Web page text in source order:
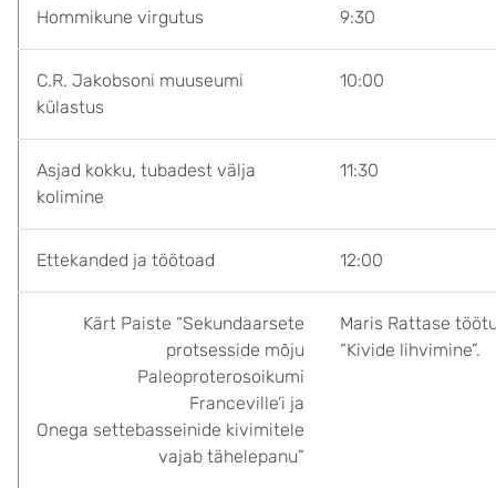
Hommikune virgutus 9:30
C.R. Jakobsoni muuseumi
külastus
10:00
Asjad kokku, tubadest välja
kolimine
11:30
Ettekanded ja töötoad 12:00
Kärt Paiste “Sekundaarsete
protsesside mõju
Paleoproterosoikumi
Franceville’i ja
Onega settebasseinide kivimitele
vajab tähelepanu”
Maris Rattase
“Kivide lihvimine”.